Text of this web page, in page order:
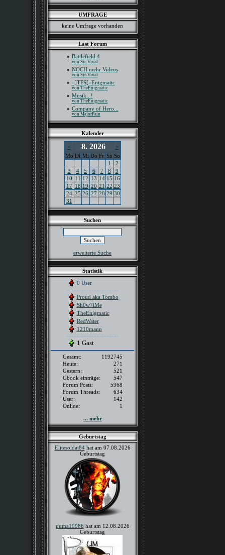
UMFRAGE
keine Umfrage vorhanden
Last Forum
» Battlefield 4
von Sir-Vival
» NOCH mehr Videos
von Sir-Vival
» =]TFS[=Enigmatic
von TheEnigmatic
» Musik...!
von TheEnigmatic
» Company of Hero...
von MajorPain
Kalender
< 8. 2026
>
Mo Di Mi Do Fr Sa So
1
2
3
4 5 6 7 8
9
10 11 12 13 14 15 16
17 18 19 20 21 22 23
24 25 26 27 28 29 30
31
Suchen
erweiterte Suche
Statistik
0 User
Proud aka Tombo
Sh0w7iMe
TheEnigmatic
RedWater
1210mann
1 Gast
Gesamt:
1192745
Heute:
271
Gestern:
521
Gbook einträge:
547
Forum Posts:
5968
Forum Threads:
634
User:
142
Online:
1
... mehr
Geburtstag
Elitesoldat84hat am 07.08.2026
Geburtstag
puma19986hat am 12.08.2026
Geburtstag